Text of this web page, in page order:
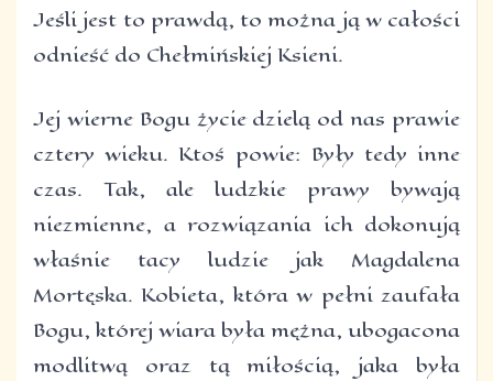
Jeśli jest to prawdą, to można ją w całości
odnieść do Chełmińskiej Ksieni.
Jej wierne Bogu życie dzielą od nas prawie
cztery wieku. Ktoś powie: Były tedy inne
czas. Tak, ale ludzkie prawy bywają
niezmienne, a rozwiązania ich dokonują
właśnie tacy ludzie jak Magdalena
Mortęska. Kobieta, która w pełni zaufała
Bogu, której wiara była mężna, ubogacona
modlitwą oraz tą miłością, jaka była